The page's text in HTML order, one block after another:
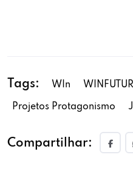
Tags: WIn
Projetos Protagonismo
Compartilhar: